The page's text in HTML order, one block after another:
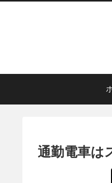
通勤電車は